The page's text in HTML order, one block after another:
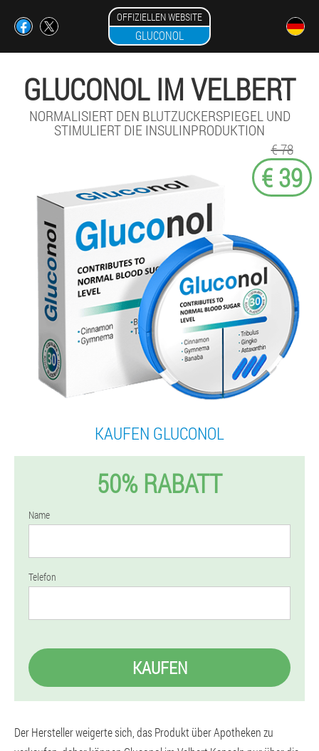
OFFIZIELLEN WEBSITE
GLUCONOL
GLUCONOL IM VELBERT
NORMALISIERT DEN BLUTZUCKERSPIEGEL UND
STIMULIERT DIE INSULINPRODUKTION
€ 78
€ 39
KAUFEN GLUCONOL
50% RABATT
Name
Telefon
KAUFEN
Der Hersteller weigerte sich, das Produkt über Apotheken zu